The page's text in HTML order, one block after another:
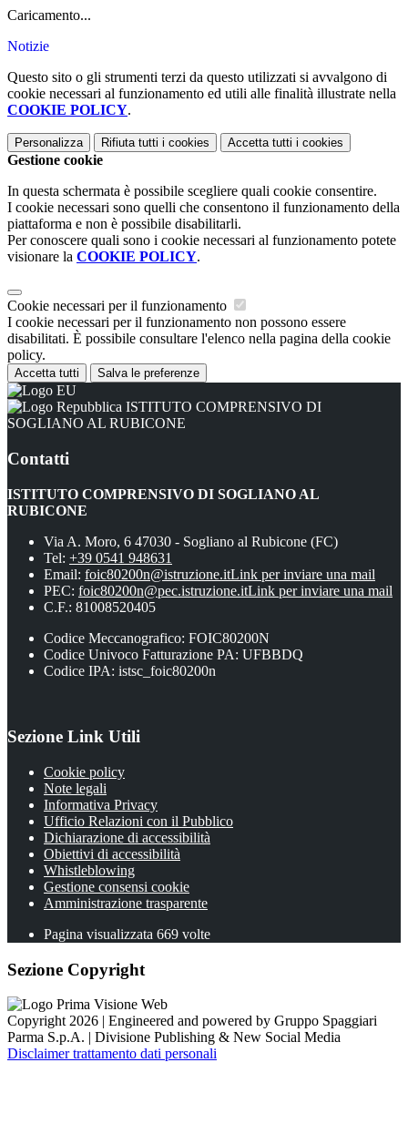
Caricamento...
Notizie
Questo sito o gli strumenti terzi da questo utilizzati si avvalgono di
cookie necessari al funzionamento ed utili alle finalità illustrate nella
COOKIE POLICY.
Personalizza Rifiuta tutti i cookies Accetta tutti i cookies
Gestione cookie
In questa schermata è possibile scegliere quali cookie consentire.
I cookie necessari sono quelli che consentono il funzionamento della
piattaforma e non è possibile disabilitarli.
Per conoscere quali sono i cookie necessari al funzionamento potete
visionare la COOKIE POLICY.
Cookie necessari per il funzionamento
I cookie necessari per il funzionamento non possono essere
disabilitati. È possibile consultare l'elenco nella pagina della cookie
policy.
Accetta tutti Salva le preferenze
ISTITUTO COMPRENSIVO DI
SOGLIANO AL RUBICONE
Contatti
ISTITUTO COMPRENSIVO DI SOGLIANO AL
RUBICONE
Via A. Moro, 6 47030 - Sogliano al Rubicone (FC)
Tel: +39 0541 948631
Email: foic80200n@istruzione.itLink per inviare una mail
PEC: foic80200n@pec.istruzione.itLink per inviare una mail
C.F.: 81008520405
Codice Meccanografico: FOIC80200N
Codice Univoco Fatturazione PA: UFBBDQ
Codice IPA: istsc_foic80200n
Sezione Link Utili
Cookie policy
Note legali
Informativa Privacy
Ufficio Relazioni con il Pubblico
Dichiarazione di accessibilità
Obiettivi di accessibilità
Whistleblowing
Gestione consensi cookie
Amministrazione trasparente
Pagina visualizzata 669 volte
Sezione Copyright
Copyright 2026 | Engineered and powered by Gruppo Spaggiari
Parma S.p.A. | Divisione Publishing & New Social Media
Disclaimer trattamento dati personali